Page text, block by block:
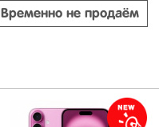
Временно не продаём